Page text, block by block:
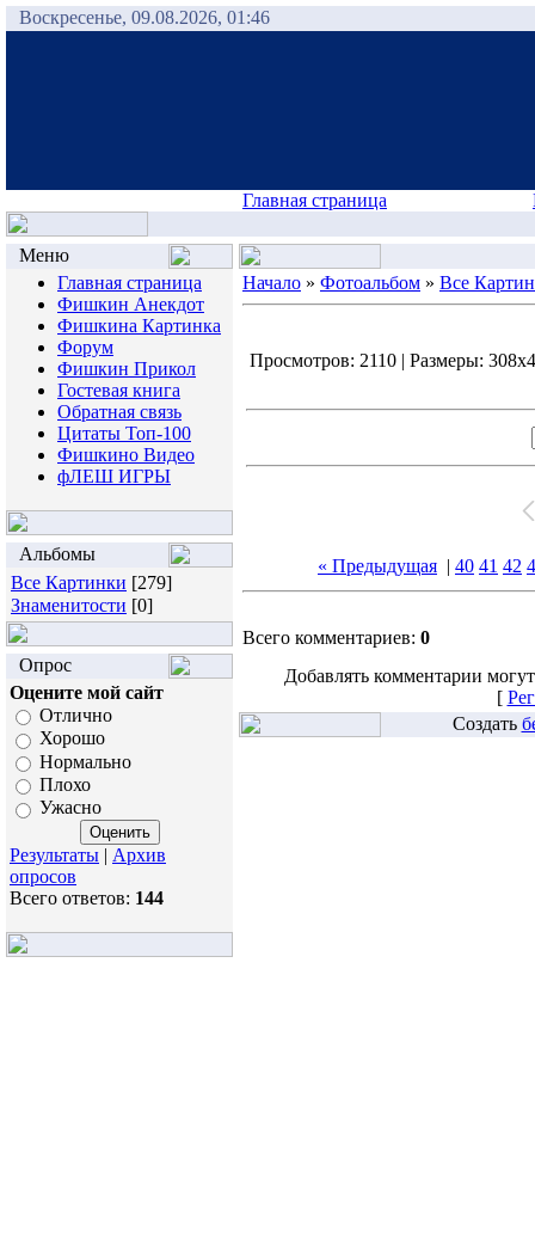
Воскресенье, 09.08.2026, 01:46
Главная страница
Меню
Главная страница
Фишкин Анекдот
Фишкина Картинка
Форум
Фишкин Прикол
Гостевая книга
Обратная связь
Цитаты Топ-100
Фишкино Видео
фЛЕШ ИГРЫ
Альбомы
Все Картинки [279]
Знаменитости [0]
Опрос
Оцените мой сайт
Отлично
Хорошо
Нормально
Плохо
Ужасно
Результаты | Архив
опросов
Всего ответов: 144
Начало » Фотоальбом » Все
Просмотров: 2110 | Размеры:
« Предыдущая | 40 41 42
Всего комментариев: 0
Добавлять комментарии
[
Создать